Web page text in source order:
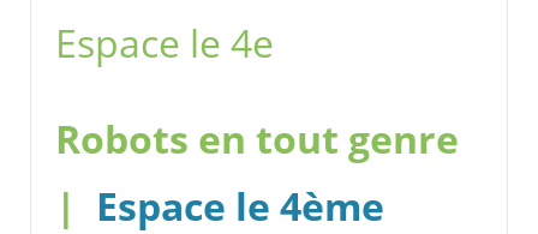
Espace le 4e
Robots en tout genre
| Espace le 4ème